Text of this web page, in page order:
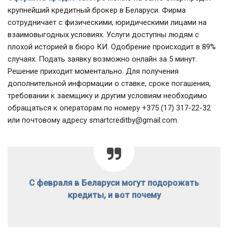
крупнейший кредитный брокер в Беларуси. Фирма
сотрудничает с физическими, юридическими лицами на
взаимовыгодных условиях. Услуги доступны людям с
плохой историей в бюро КИ. Одобрение происходит в 89%
случаях. Подать заявку возможно онлайн за 5 минут.
Решение приходит моментально. Для получения
дополнительной информации о ставке, сроке погашения,
требовании к заемщику и другим условиям необходимо
обращаться к операторам по номеру +375 (17) 317-22-32
или почтовому адресу smartcreditby@gmail.com.
С февраля в Беларуси могут подорожать
кредиты, и вот почему